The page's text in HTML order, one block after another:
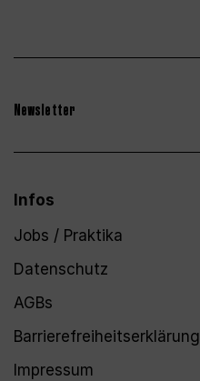
Newsletter
Infos
Jobs / Praktika
Datenschutz
AGBs
Barrierefreiheitserklärung
Impressum